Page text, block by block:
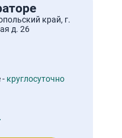
край, г.
д. 26
- круглосуточно